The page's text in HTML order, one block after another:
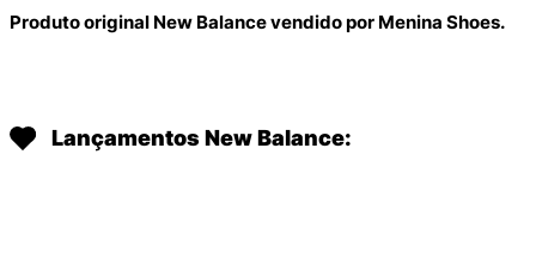
Produto original New Balance vendido por Menina Shoes.
Lançamentos New Balance: